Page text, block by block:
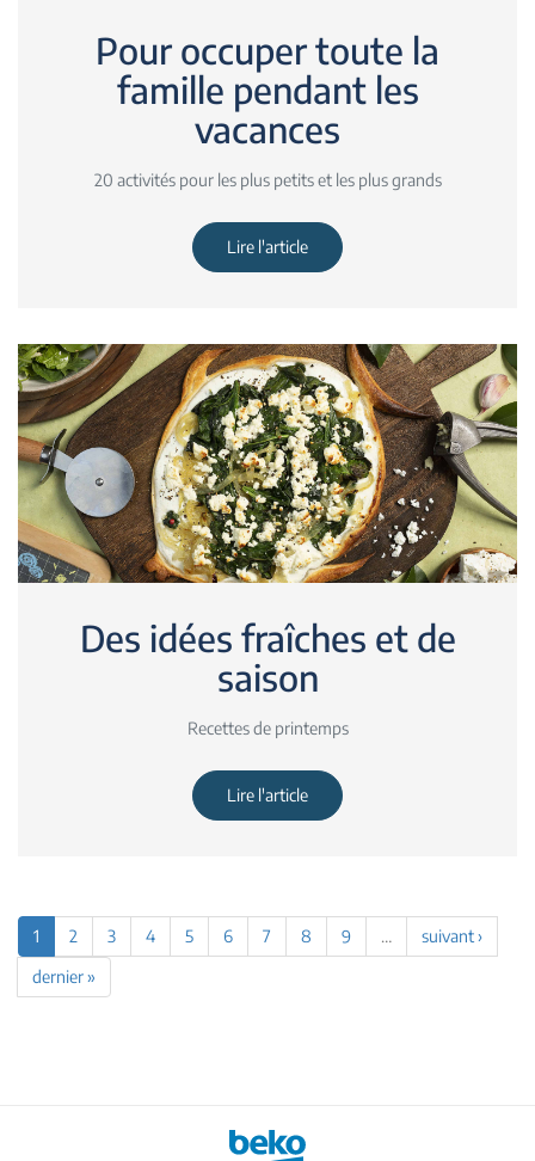
Pour occuper toute la
famille pendant les
vacances
20 activités pour les plus petits et les plus grands
Lire l'article
Des idées fraîches et de
saison
Recettes de printemps
Lire l'article
1 2 3 4 5 6 7 8 9 …
suivant ›
dernier »